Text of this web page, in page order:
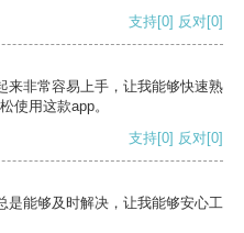
支持[0] 反对[0]
来非常容易上手，让我能够快速熟
使用这款app。
支持[0] 反对[0]
是能够及时解决，让我能够安心工